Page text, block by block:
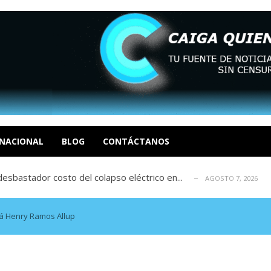
BLOG CONTÁCTANOS
apagones y promesas incumplidas... AGOSTO 6, 2026
de derechos humanos en el Minister... AGOSTO 6, 2026
un mercado impulsado por el auge de...
costo del colapso eléctrico en...
Por Dayana Cristina Duzoglou L. AGOSTO 6, 2026
apagones y promesas incumplidas... AGOSTO 6, 2026
de derechos humanos en el Minister...
un mercado impulsado por el auge de... AGOSTO 6, 2026
Henry Ramos Allup